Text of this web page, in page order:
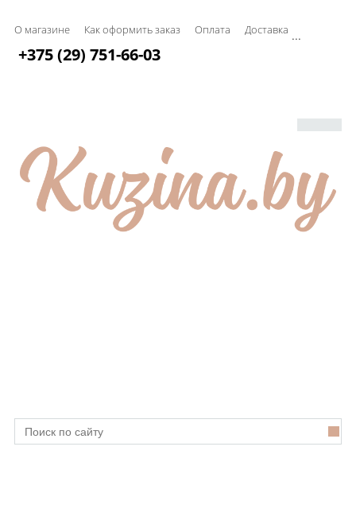
О магазине Как оформить заказ Оплата Доставка ...
+375 (29) 751-66-03